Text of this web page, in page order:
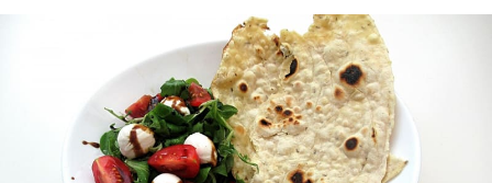
Recepty
Články